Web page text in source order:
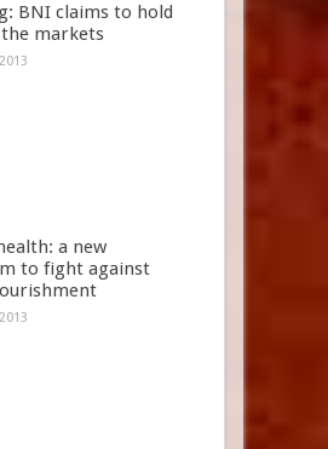
BNI claims to hold
the markets
a new
to fight against